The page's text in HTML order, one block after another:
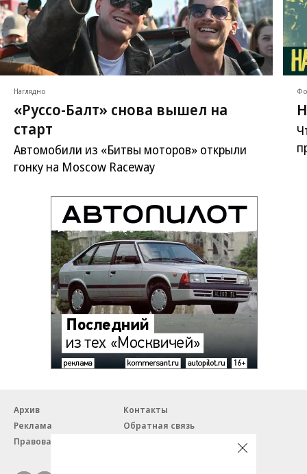
Наглядно
«Руссо-Балт» снова вышел на
старт
Автомобили из «Битвы моторов» открыли
гонку на Moscow Raceway
Архив
Контакты
Реклама
Обратная связь
Правовая информация